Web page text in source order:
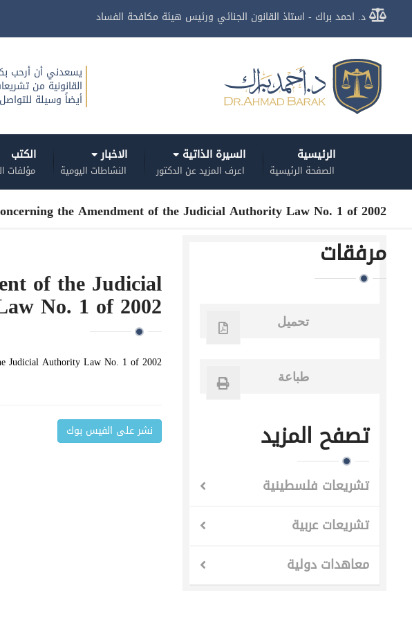
د. احمد براك - استاذ القانون الجنائي ورئيس هيئة مكافحة الفساد
يسعدني أن أرحب
القانونية من
أيضاً وسيلة
الرئيسية
الصفحة الرئيسية
السيرة الذاتية
اعرف المزيد عن الدكتور
الاخبار
النشاطات اليومية
الكتب
مؤلفات
the Amendment of the Judicial Authority Law No. 1 of 2002
مرفقات
تحميل
طباعة
تصفح المزيد
تشريعات فلسطينية
تشريعات عربية
معاهدات دولية
of the Judicial
No. 1 of 2002
Judicial Authority Law No. 1 of 2002
نشر على الفيس بوك